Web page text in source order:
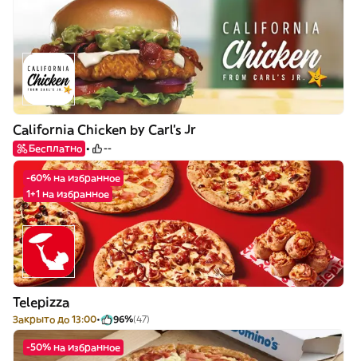
California Chicken by Carl's Jr
Бесплатно --
-60% на избранное
1+1 на избранное
Telepizza
Закрыто до 13:00 96%(47)
-50% на избранное